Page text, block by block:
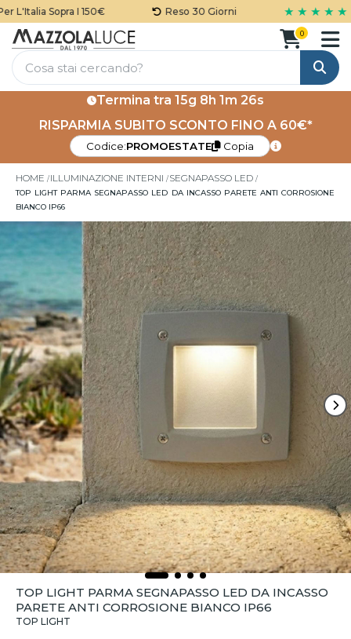
Sopra I 150€ Reso 30 Giorni ★ ★ ★ ★ ★
Cerca
0
Termina tra 15g 8h 1m 26s
RISPARMIA SUBITO SCONTO FINO A 60€*
Codice:PROMOESTATE Copia
HOME ILLUMINAZIONE INTERNI SEGNAPASSO LED
TOP LIGHT PARMA SEGNAPASSO LED DA INCASSO PARETE ANTI CORROSIONE
BIANCO IP66
TOP LIGHT PARMA SEGNAPASSO LED DA INCASSO
PARETE ANTI CORROSIONE BIANCO IP66
TOP LIGHT